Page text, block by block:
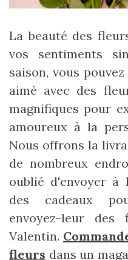
La beauté des
vos sentiments
saison, vous
aimé avec des
magnifiques pour
amoureux à la
Nous offrons la
de nombreux
oublié d'envoyer à
des cadeaux
envoyez-leur
Valentin.
fleurs dans un